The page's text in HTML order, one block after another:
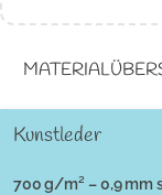
Kunstleder
700 g/m² – 0,9 mm